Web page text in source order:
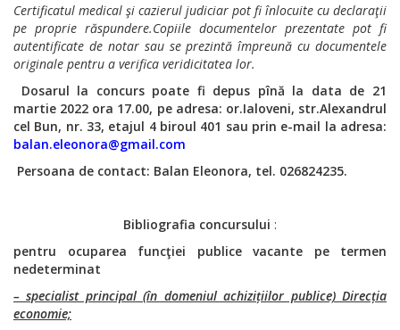
Certificatul medical şi cazierul judiciar pot fi înlocuite cu declaraţii
pe proprie răspundere.Copiile documentelor prezentate pot fi
autentificate de notar sau se prezintă împreună cu documentele
originale pentru a verifica veridicitatea lor.
Dosarul la concurs poate fi depus pînă la data de 21
martie 2022 ora 17.00, pe adresa: or.Ialoveni, str.Alexandrul
cel Bun, nr. 33, etajul 4 biroul 401 sau prin e-mail la adresa:
balan.eleonora@gmail.com
Persoana de contact: Balan Eleonora, tel. 026824235.
Bibliografia concursului :
pentru ocuparea funcţiei publice vacante pe termen
nedeterminat
– specialist principal (în domeniul achizițiilor publice) Direcția
economie;